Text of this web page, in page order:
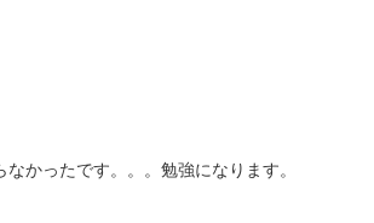
なかったです。。。勉強になります。